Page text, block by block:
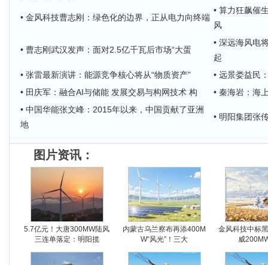
• 金风科技曹志刚：绿色化的边界，正从电力向终端
• 算力狂飙催
风
• 曹志刚武汉发声：面对2.5亿千瓦后市场“大蛋
• 深远海风电
起
• 张雷最新演讲：能源竞争核心将从“物质资产”
• 远景娄益民
• 田庆军：融合AI与储能 发展交易与构网技术 构
• 秦海岩：海
• 中国华能张文峰：2015年以来，中国贡献了亚洲
地
• 明阳集团张
图片资讯：
5.7亿元！大唐300MW陆风
三连单落定：明阳揽
内蒙古乌兰察布再添400M
W“风光”！三大
金风科技中标
威